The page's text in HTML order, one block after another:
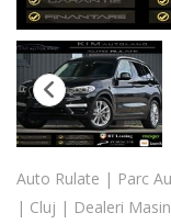
Auto Rulate | Parc
| Cluj | Dealeri